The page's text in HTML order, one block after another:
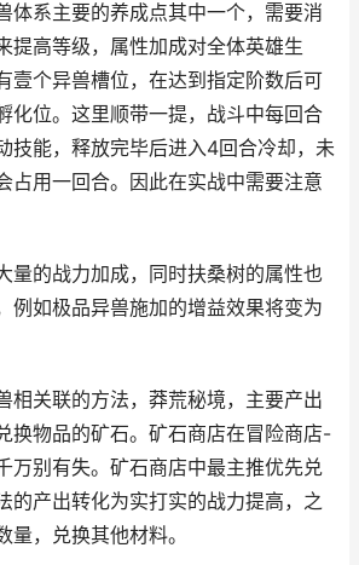
系主要的养成点其中一个，需要消
提高等级，属性加成对全体英雄生
壹个异兽槽位，在达到指定阶数后可
化位。这里顺带一提，战斗中每回合
技能，释放完毕后进入4回合冷却，未
占用一回合。因此在实战中需要注意
的战力加成，同时扶桑树的属性也
例如极品异兽施加的增益效果将变为
关联的方法，莽荒秘境，主要产出
换物品的矿石。矿石商店在冒险商店-
万别有失。矿石商店中最主推优先兑
的产出转化为实打实的战力提高，之
量，兑换其他材料。